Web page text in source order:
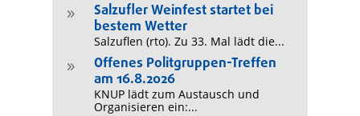
9
Salzufler Weinfest startet bei
bestem Wetter
Salzuflen (rto). Zu 33. Mal lädt die...
9
Offenes Politgruppen-Treffen
am 16.8.2026
KNUP lädt zum Austausch und
Organisieren ein:...